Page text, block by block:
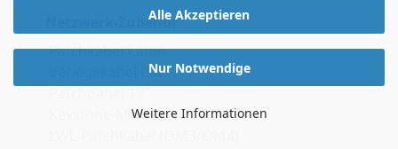
Alle Akzeptieren
Nur Notwendige
Weitere Informationen
Netzwerk-Zubehör
Patchkabel Cat6A
Verlegekabel Cat7
Keystone-Module